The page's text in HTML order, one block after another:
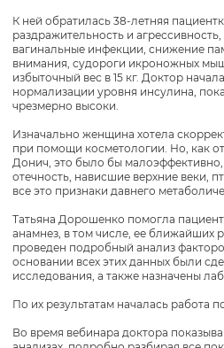
К ней обратилась 38-летняя
раздражительность и
вагинальные инфекции, снижение
внимания, судороги икроножных
избыточный вес в 15 кг. Доктор
нормализации уровня инсулина,
чрезмерно высоки.
Изначально женщина хотела
при помощи косметологии. Но, как
Донич, это было бы малоэффективно,
отечность, нависшие верхние веки,
все это признаки давнего
Татьяна Дорошенко помогла
анамнез, в том числе, ее ближайших
проведен подробный анализ
основании всех этих данных были
исследования, а также назначены
По их результатам началась работа
Во время вебинара доктора